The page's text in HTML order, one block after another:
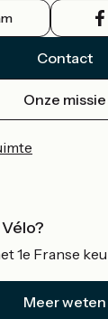
Contact
Onze missie
1e Franse
Meer weten